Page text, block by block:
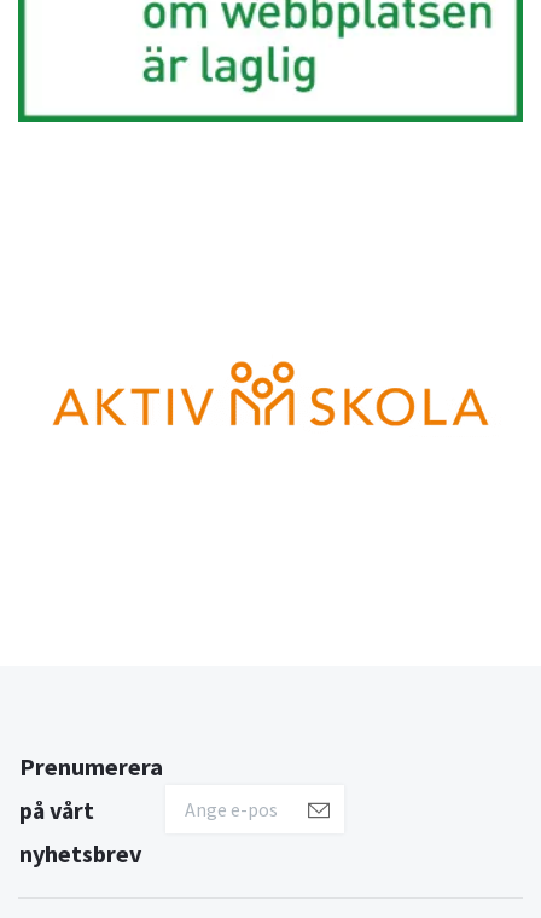
Prenumerera
på vårt
nyhetsbrev